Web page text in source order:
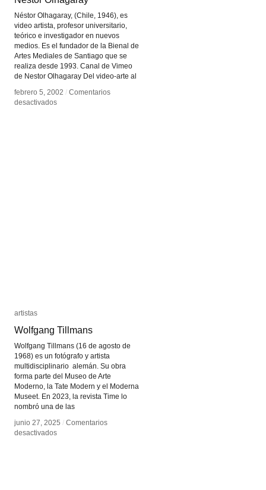
Néstor Olhagaray, (Chile, 1946), es
video artista, profesor universitario,
teórico e investigador en nuevos
medios. Es el fundador de la Bienal de
Artes Mediales de Santiago que se
realiza desde 1993. Canal de Vimeo
de Nestor Olhagaray Del video-arte al
febrero 5, 2002 / Comentarios
desactivadosen
febrero 5, 2002 / Comentarios
desactivadosen
artistas
Wolfgang Tillmans
Wolfgang Tillmans (16 de agosto de
1968) es un fotógrafo y artista
multidisciplinario alemán. Su obra
forma parte del Museo de Arte
Moderno, la Tate Modern y el Moderna
Museet. En 2023, la revista Time lo
nombró una de las
junio 27, 2025 / Comentarios
desactivadosen
artistas
Wolfgang Tillmans
junio 27, 2025 / Comentarios
desactivadosen